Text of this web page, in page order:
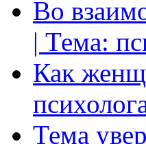
Во
| Тема:
Как
Тема